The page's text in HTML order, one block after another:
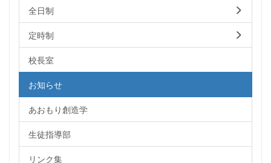
全日制
定時制
校長室
お知らせ
あおもり創造学
生徒指導部
リンク集